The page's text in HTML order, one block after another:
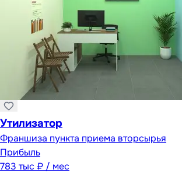
Утилизатор
Франшиза пункта приема вторсырья
Прибыль
783 тыс ₽ / мес